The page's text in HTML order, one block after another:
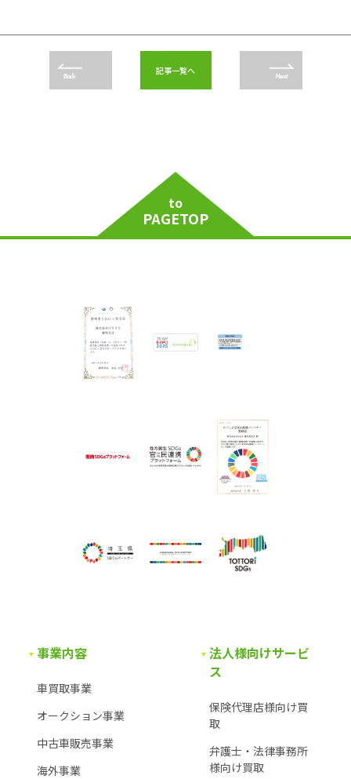
Back 記事一覧へ Next
to
PAGETOP
事業内容
車買取事業
オークション事業
中古車販売事業
海外事業
法人様向けサービ
ス
保険代理店様向け買
取
弁護士・法律事務所
様向け買取